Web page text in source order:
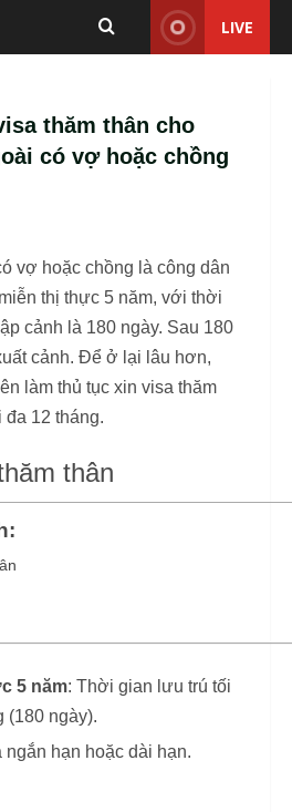
LIVE
thăm thân cho
có vợ hoặc chồng
vợ hoặc chồng là công dân
thị thực 5 năm, với thời
cảnh là 180 ngày. Sau 180
cảnh. Để ở lại lâu hơn,
làm thủ tục xin visa thăm
12 tháng.
thân
5 năm: Thời gian lưu trú tối
(180 ngày).
ngắn hạn hoặc dài hạn.